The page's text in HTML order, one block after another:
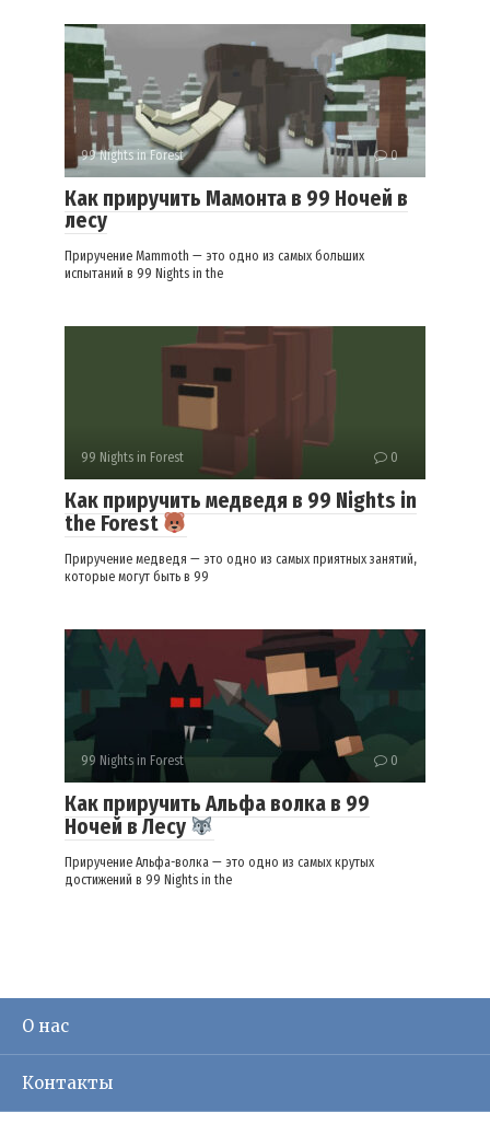
99 Nights in Forest 0
Как приручить Мамонта в 99 Ночей в
лесу
Приручение Mammoth — это одно из самых больших
испытаний в 99 Nights in the
99 Nights in Forest 0
Как приручить медведя в 99 Nights in
the Forest
Приручение медведя — это одно из самых приятных занятий,
которые могут быть в 99
99 Nights in Forest 0
Как приручить Альфа волка в 99
Ночей в Лесу
Приручение Альфа-волка — это одно из самых крутых
достижений в 99 Nights in the
О нас
Контакты